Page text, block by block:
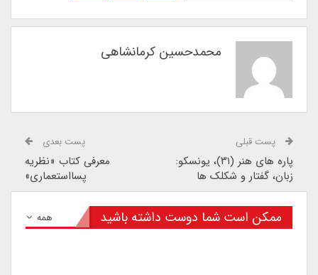
محمدحسین کرمانشاهی
پست قبلی
پاره های هنر (۳۱)، یونسکو:
زبان، گفتار و شکلک ها
پست بعدی
معرفی کتاب «نظریه
پسااستعماری»
همه ممکن است شما دوست داشته باشید